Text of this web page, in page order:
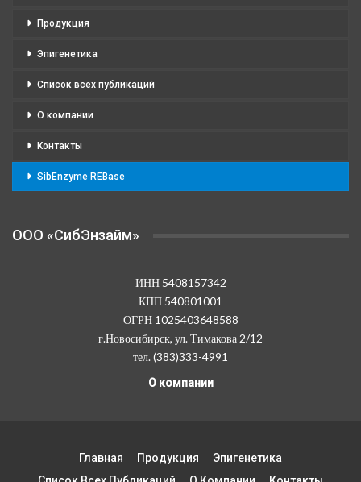
Продукция
Эпигенетика
Список всех публикаций
О компании
Контакты
SibEnzyme REBase
OOO «СибЭнзайм»
ИНН 5408157342
КПП 540801001
ОГРН 1025403648588
г.Новосибирск, ул. Тимакова 2/12
тел. (383)333-4991
О компании
Главная Продукция
Эпигенетика